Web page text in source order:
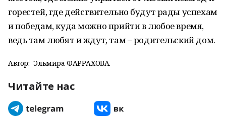
горестей, где действительно будут рады успехам
и победам, куда можно прийти в любое время,
ведь там любят и ждут, там – родительский дом.
Автор: Эльмира ФАРРАХОВА.
Читайте нас